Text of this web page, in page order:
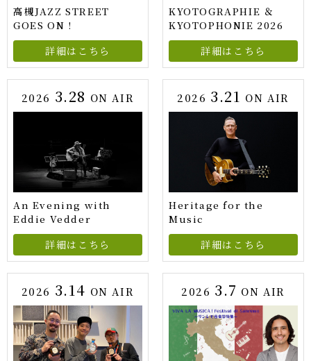
高槻JAZZ STREET
GOES ON !
詳細はこちら
KYOTOGRAPHIE ＆
KYOTOPHONIE 2026
詳細はこちら
2026 3.28 ON AIR
An Evening with
Eddie Vedder
詳細はこちら
2026 3.21 ON AIR
Heritage for the
Music
詳細はこちら
2026 3.14 ON AIR 2026 3.7 ON AIR